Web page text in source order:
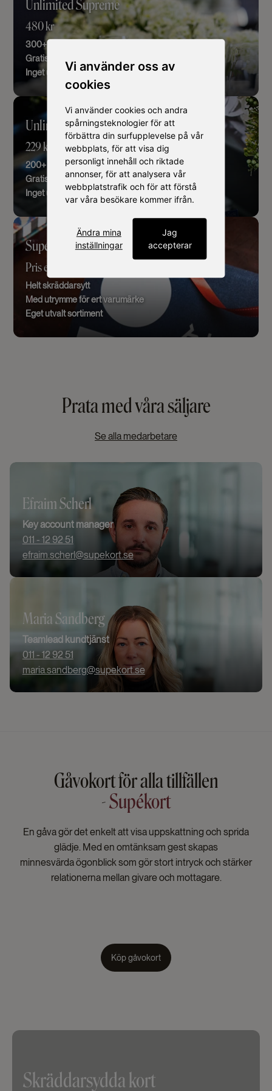
Vi använder oss av
cookies
Vi använder cookies och andra
spårningsteknologier för att
förbättra din surfupplevelse på vår
webbplats, för att visa dig
personligt innehåll och riktade
annonser, för att analysera vår
webbplatstrafik och för att förstå
var våra besökare kommer ifrån.
Jag
accepterar
Ändra mina
inställningar
Unlimited Supreme
480 kr
300+ produkter
Gratis kuvert
Inget utgångsdatum
Unlimited Delight
229 kr
200+ produkter
Gratis kuvert
Inget utgångsdatum
Supékort Exclusive
Pris efter budget
Helt skräddarsytt
Med utrymme för ert varumärke
Eget utvalt sortiment
Prata med våra säljare
Se alla medarbetare
Efraim Scherl
Key account manager
011 - 12 92 51
efraim.scherl@supekort.se
Maria Sandberg
Teamlead kundtjänst
011 - 12 92 51
maria.sandberg@supekort.se
Gåvokort för alla tillfällen
-Supékort
En gåva gör det enkelt att visa uppskattning och sprida
glädje. Med en omtänksam gest skapas
minnesvärda ögonblick som gör stort intryck och stärker
relationerna mellan givare och mottagare.
Köp gåvokort
Skräddarsydda kort